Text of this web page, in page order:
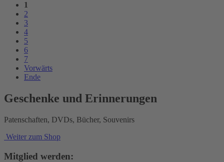
1
2
3
4
5
6
7
Vorwärts
Ende
Geschenke und Erinnerungen
Patenschaften, DVDs, Bücher, Souvenirs
Weiter zum Shop
Mitglied werden: